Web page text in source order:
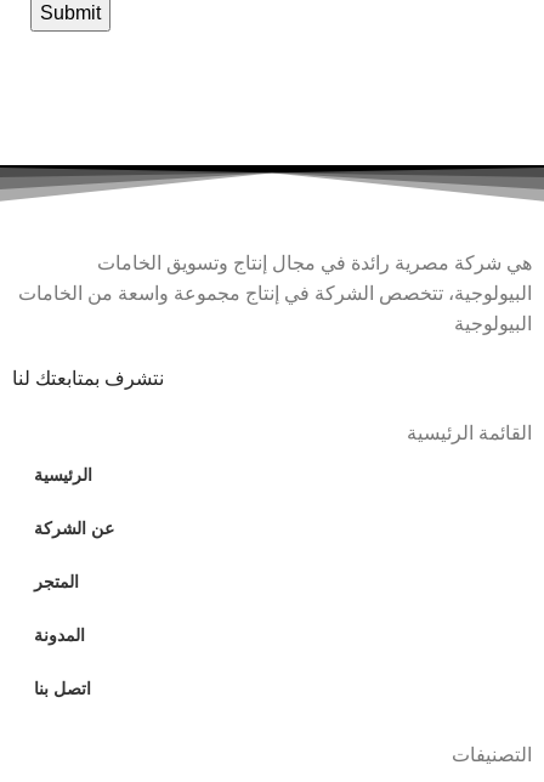
هي شركة مصرية رائدة في مجال إنتاج وتسويق الخامات
البيولوجية، تتخصص الشركة في إنتاج مجموعة واسعة من الخامات
البيولوجية
نتشرف بمتابعتك لنا
القائمة الرئيسية
الرئيسية
عن الشركة
المتجر
المدونة
اتصل بنا
التصنيفات